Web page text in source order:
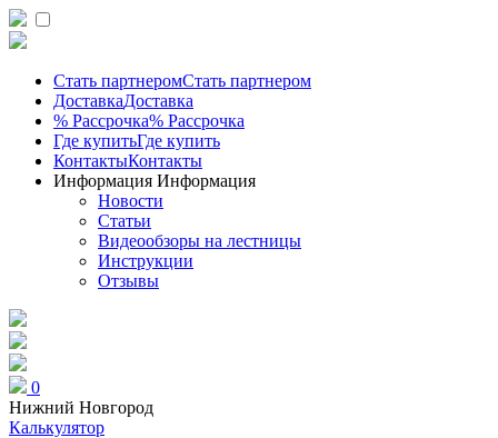
Стать партнеромСтать партнером
ДоставкаДоставка
% Рассрочка% Рассрочка
Где купитьГде купить
КонтактыКонтакты
Информация Информация
Новости
Статьи
Видеообзоры на лестницы
Инструкции
Отзывы
0
Нижний Новгород
Калькулятор